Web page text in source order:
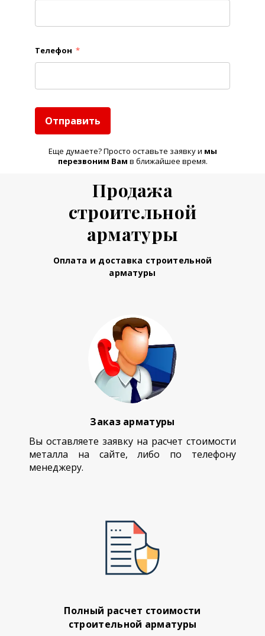
Телефон *
Отправить
Еще думаете? Просто оставьте заявку и мы
перезвоним Вам в ближайшее время.
Продажа
строительной
арматуры
Оплата и доставка строительной
арматуры
Заказ арматуры
Вы оставляете заявку на расчет стоимости
металла на сайте, либо по телефону
менеджеру.
Полный расчет стоимости
строительной арматуры